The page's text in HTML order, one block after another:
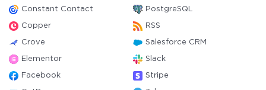
Constant Contact PostgreSQL
Copper RSS
Crove Salesforce CRM
Elementor Slack
Facebook Stripe